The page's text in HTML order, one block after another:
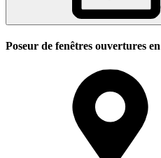
Poseur de fenêtres ouvertures